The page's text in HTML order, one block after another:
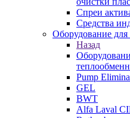
Спреи
Средства
Оборудование
Назад
Pump
GEL
BWT
Alfa Laval